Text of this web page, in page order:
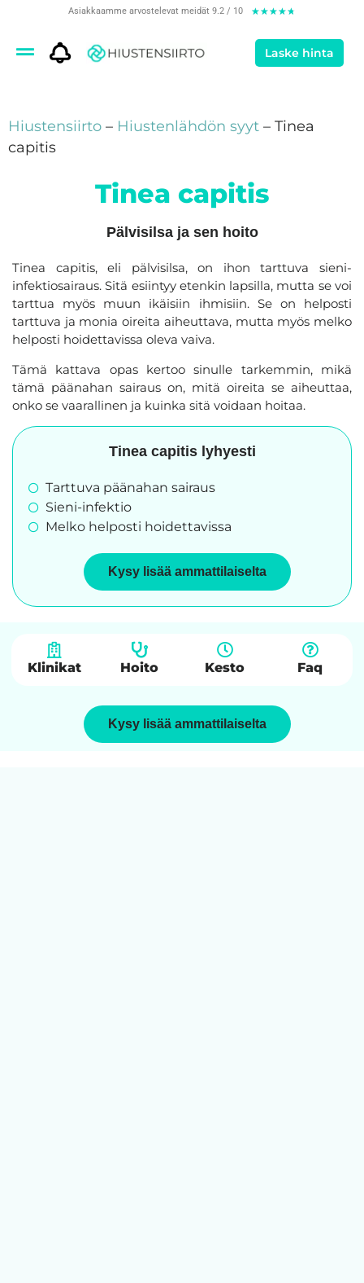
Asiakkaamme arvostelevat meidät 9.2 / 10 ★★★★★
Laske hinta
Hiustensiirto – Hiustenlähdön syyt – Tinea
capitis
Tinea capitis
Pälvisilsa ja sen hoito
Tinea capitis, eli pälvisilsa, on ihon tarttuva sieni-
infektiosairaus. Sitä esiintyy etenkin lapsilla, mutta se voi
tarttua myös muun ikäisiin ihmisiin. Se on helposti
tarttuva ja monia oireita aiheuttava, mutta myös melko
helposti hoidettavissa oleva vaiva.
Tämä kattava opas kertoo sinulle tarkemmin, mikä
tämä päänahan sairaus on, mitä oireita se aiheuttaa,
onko se vaarallinen ja kuinka sitä voidaan hoitaa.
Tinea capitis lyhyesti
Tarttuva päänahan sairaus
Sieni-infektio
Melko helposti hoidettavissa
Kysy lisää ammattilaiselta
Klinikat Hoito Kesto Faq
Kysy lisää ammattilaiselta